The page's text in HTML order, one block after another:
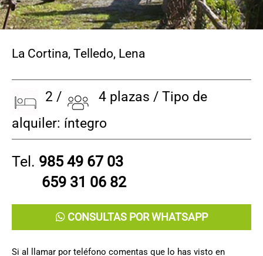
La Cortina, Telledo, Lena
2 /
4 plazas / Tipo de
alquiler: íntegro
Tel. 985 49 67 03
659 31 06 82
CONSULTAS POR WHATSAPP
Si al llamar por teléfono comentas que lo has visto en